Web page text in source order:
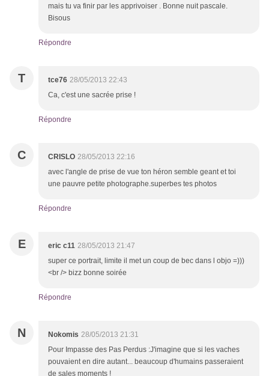
mais tu va finir par les apprivoiser . Bonne nuit pascale.
Bisous
Répondre
T tce76 28/05/2013 22:43
Ca, c'est une sacrée prise !
Répondre
C CRISLO 28/05/2013 22:16
avec l'angle de prise de vue ton héron semble geant et toi
une pauvre petite photographe.superbes tes photos
Répondre
E eric c11 28/05/2013 21:47
super ce portrait, limite il met un coup de bec dans l objo =)))
<br /> bizz bonne soirée
Répondre
N Nokomis 28/05/2013 21:31
Pour Impasse des Pas Perdus :J'imagine que si les vaches
pouvaient en dire autant... beaucoup d'humains passeraient
de sales moments !